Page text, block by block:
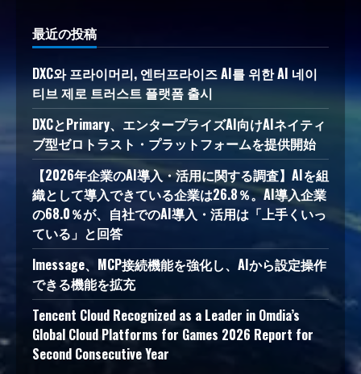
最近の投稿
DXC와 프라이머리, 엔터프라이즈 AI를 위한 AI 네이
티브 제로 트러스트 플랫폼 출시
DXCとPrimary、エンタープライズAI向けAIネイティ
ブ型ゼロトラスト・プラットフォームを提供開始
【2026年企業のAI導入・活用に関する調査】AIを組
織として導入できている企業は26.8％。AI導入企業
の68.0％が、自社でのAI導入・活用は「上手くいっ
ている」と回答
lmessage、MCP接続機能を強化し、AIから設定操作
できる機能を拡充
Tencent Cloud Recognized as a Leader in Omdia’s
Global Cloud Platforms for Games 2026 Report for
Second Consecutive Year